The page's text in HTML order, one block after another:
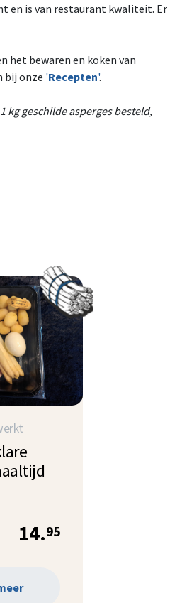
en is van restaurant kwaliteit. Er
het bewaren en koken van
bij onze 'Recepten'.
kg geschilde asperges besteld,
14.95